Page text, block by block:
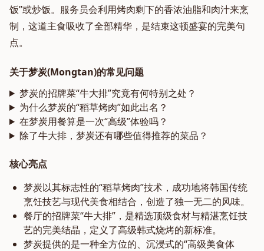
饭”或炒饭。服务员会利用烤肉剩下的香浓油脂和肉汁来烹
制，这道主食吸收了全部精华，是结束这顿盛宴的完美句
点。
关于梦炭(Mongtan)的常见问题
梦炭的招牌菜“牛大排”究竟有何特别之处？
为什么梦炭的“稻草烤肉”如此出名？
在梦炭用餐算是一次“高级”体验吗？
除了牛大排，梦炭还有哪些值得推荐的菜品？
核心亮点
梦炭以其标志性的“稻草烤肉”技术，成功地将韩国传统
烹饪技艺与现代美食相结合，创造了独一无二的风味。
餐厅的招牌菜“牛大排”，是精选顶级食材与精湛烹饪技
艺的完美结晶，定义了高级韩式烧烤的新标准。
梦炭提供的是一种全方位的、沉浸式的“高级美食体